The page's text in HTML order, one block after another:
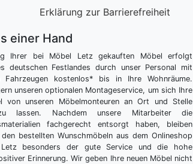
Erklärung zur Barrierefreiheit
einer Hand
Ihrer bei Möbel Letz gekauften Möbel erfolgt
deutschen Festlandes durch unser Personal mit
Fahrzeugen kostenlos* bis in Ihre Wohnräume.
unseren optionalen Montageservice, um sich Ihre
von unseren Möbelmonteuren an Ort und Stelle
lassen. Nachdem unsere Mitarbeiter die
fachgerecht entsorgt haben, bleiben
den bestellten Wunschmöbeln aus dem Onlineshop
besonders der gute Service und die hohe
Erinnerung. Wir geben Ihre neuen Möbel nicht